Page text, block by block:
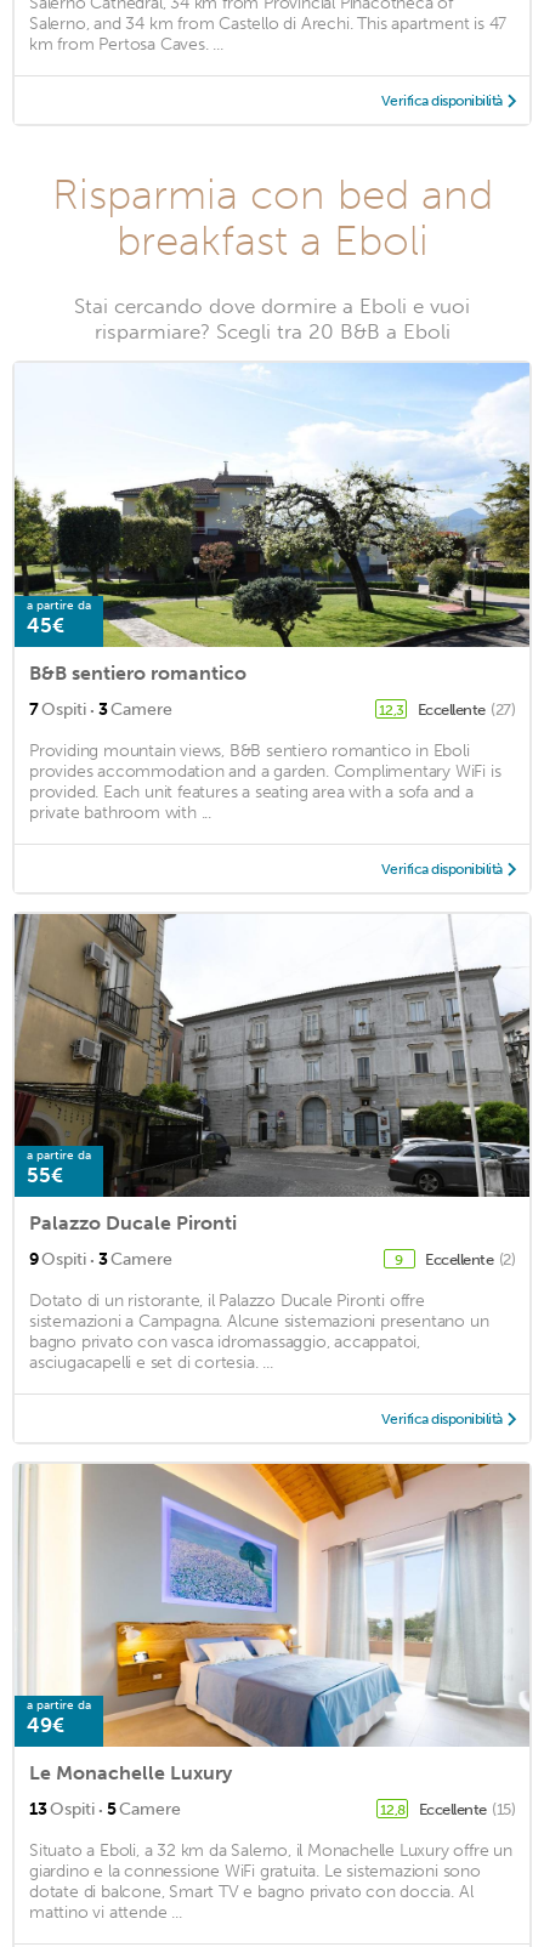
Salerno, and 34 km from Castello di Arechi. This apartment is 47
km from Pertosa Caves. ...
Verifica disponibilità
Risparmia con bed and
breakfast a Eboli
Stai cercando dove dormire a Eboli e vuoi
risparmiare? Scegli tra 20 B&B a Eboli
a partire da
45€
B&B sentiero romantico
7Ospiti · 3Camere 12,3 Eccellente (27)
Providing mountain views, B&B sentiero romantico in Eboli
provides accommodation and a garden. Complimentary WiFi is
provided. Each unit features a seating area with a sofa and a
private bathroom with ...
Verifica disponibilità
a partire da
55€
Palazzo Ducale Pironti
9Ospiti · 3Camere 9 Eccellente (2)
Dotato di un ristorante, il Palazzo Ducale Pironti offre
sistemazioni a Campagna. Alcune sistemazioni presentano un
bagno privato con vasca idromassaggio, accappatoi,
asciugacapelli e set di cortesia. ...
Verifica disponibilità
a partire da
49€
Le Monachelle Luxury
13Ospiti · 5Camere 12,8 Eccellente (15)
Situato a Eboli, a 32 km da Salerno, il Monachelle Luxury offre un
giardino e la connessione WiFi gratuita. Le sistemazioni sono
dotate di balcone, Smart TV e bagno privato con doccia. Al
mattino vi attende ...